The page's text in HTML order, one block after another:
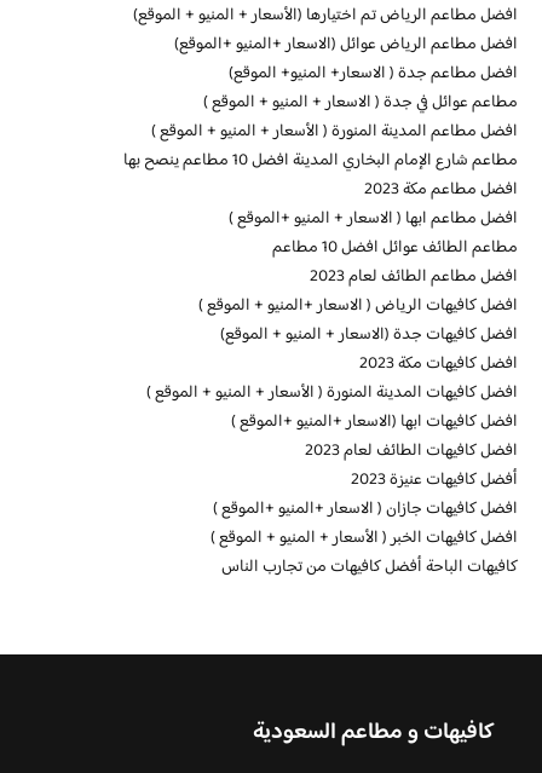
افضل مطاعم الرياض تم اختيارها (الأسعار + المنيو + الموقع)
افضل مطاعم الرياض عوائل (الاسعار +المنيو +الموقع)
افضل مطاعم جدة ( الاسعار+ المنيو+ الموقع)
مطاعم عوائل في جدة ( الاسعار + المنيو + الموقع )
افضل مطاعم المدينة المنورة ( الأسعار + المنيو + الموقع )
مطاعم شارع الإمام البخاري المدينة افضل 10 مطاعم ينصح بها
افضل مطاعم مكة 2023
افضل مطاعم ابها ( الاسعار + المنيو +الموقع )
مطاعم الطائف عوائل افضل 10 مطاعم
افضل مطاعم الطائف لعام 2023
افضل كافيهات الرياض ( الاسعار +المنيو + الموقع )
افضل كافيهات جدة (الاسعار + المنيو + الموقع)
افضل كافيهات مكة 2023
افضل كافيهات المدينة المنورة ( الأسعار + المنيو + الموقع )
افضل كافيهات ابها (الاسعار +المنيو +الموقع )
افضل كافيهات الطائف لعام 2023
أفضل كافيهات عنيزة 2023
افضل كافيهات جازان ( الاسعار +المنيو +الموقع )
افضل كافيهات الخبر ( الأسعار + المنيو + الموقع )
كافيهات الباحة أفضل كافيهات من تجارب الناس
كافيهات و مطاعم السعودية